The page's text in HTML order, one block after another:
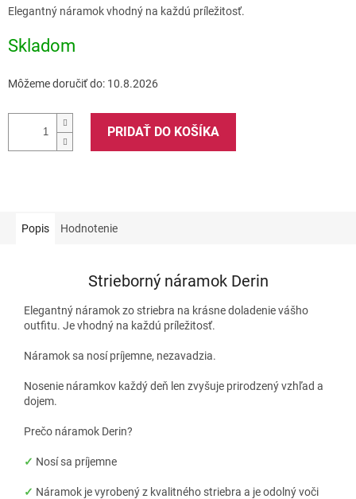
cena:
Elegantný náramok vhodný na každú príležitosť.
Skladom
Môžeme doručiť do: 10.8.2026
PRIDAŤ DO KOŠÍKA
Popis Hodnotenie
Strieborný náramok Derin
Elegantný náramok zo striebra na krásne doladenie vášho
outfitu. Je vhodný na každú príležitosť.
Náramok sa nosí príjemne, nezavadzia.
Nosenie náramkov každý deň len zvyšuje prirodzený vzhľad a
dojem.
Prečo náramok Derin?
✓ Nosí sa príjemne
✓ Náramok je vyrobený z kvalitného striebra a je odolný voči